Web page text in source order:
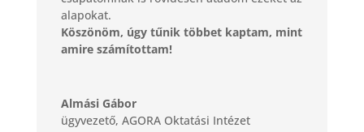
alapokat.
Köszönöm, úgy tűnik többet kaptam, mint
amire számítottam!
Almási Gábor
ügyvezető, AGORA Oktatási Intézet